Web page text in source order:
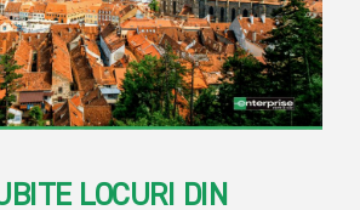
LOCURI DIN